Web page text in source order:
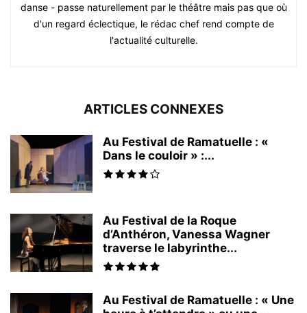
danse - passe naturellement par le théâtre mais pas que où
d'un regard éclectique, le rédac chef rend compte de
l'actualité culturelle.
ARTICLES CONNEXES
Au Festival de Ramatuelle : «
Dans le couloir » :...
Au Festival de la Roque
d’Anthéron, Vanessa Wagner
traverse le labyrinthe...
Au Festival de Ramatuelle : « Une